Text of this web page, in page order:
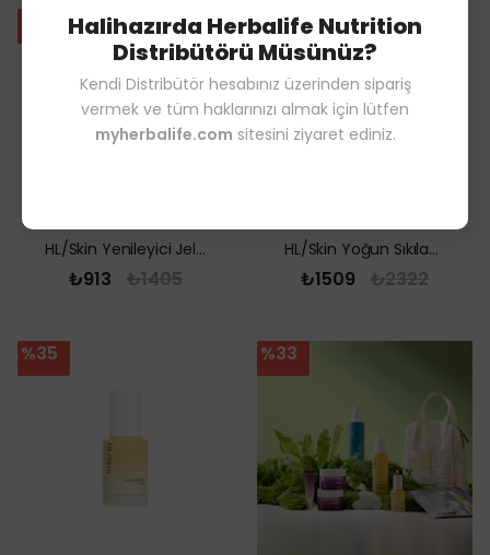
Halihazırda Herbalife Nutrition
Distribütörü Müsünüz?
Kendi Distribütör hesabınız üzerinden sipariş
vermek ve tüm haklarınızı almak için lütfen
myherbalife.com sitesini ziyaret ediniz.
HL/Skin Yenileyici Jel Temizleyici 147 ml
₺913 ₺1405
%35
HL/Skin Yoğun Sıkılaştırıcı Krem 50 ml
₺1509 ₺2322
%35 %33